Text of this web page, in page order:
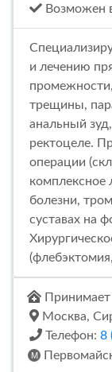
Возможен
и лечению
трещины,
анальный
ректоцеле.
операции
комплексное
болезни,
суставах на
Принимает
Москва,
Телефон: 8